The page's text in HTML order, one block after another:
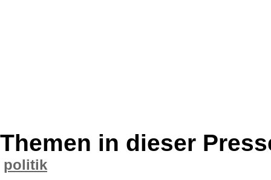
Themen in dieser
politik